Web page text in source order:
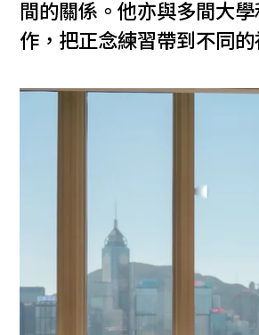
間的關係。他亦與多間大
作，把正念練習帶到不同的